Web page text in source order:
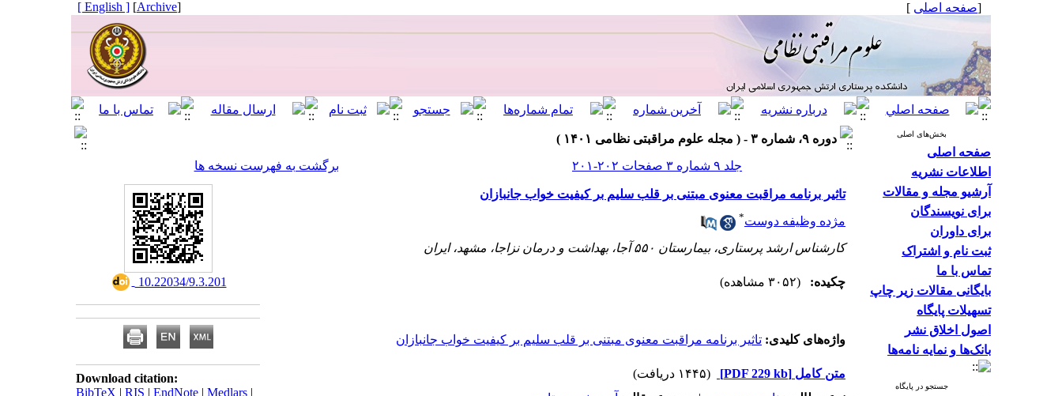
[صفحه اصلی ]
[
Archive
]
[ English ]
بخش‌های اصلی
صفحه اصلی
اطلاعات نشریه
آرشیو مجله و مقالات
برای نویسندگان
برای داوران
ثبت نام و اشتراک
تماس با ما
بایگانی مقالات زیر چاپ
تسهیلات پایگاه
اصول اخلاق نشر
بانک‌ها و نمایه نامه‌ها
جستجو در پایگاه
دوره ۹، شماره ۳ - ( مجله علوم مراقبتی نظامی ۱۴۰۱ )
جلد ۹ شماره ۳ صفحات ۲۰۲-۲۰۱
برگشت به فهرست نسخه ها
تاثیر برنامه مراقبت معنوی مبتنی بر قلب سلیم بر کیفیت خواب جانبازان
مژده وظیفه دوست*
کارشناس ارشد پرستاری، بیمارستان ۵۵۰ آجا، بهداشت و درمان نزاجا، مشهد، ایران
چکیده: (۳۰۵۲ مشاهده)
واژه‌های کلیدی: تاثیر برنامه مراقبت معنوی مبتنی بر قلب سلیم بر کیفیت خواب جانبازان
متن کامل [PDF 229 kb]
(۱۴۴۵ دریافت)
‎ 10.22034/9.3.201
Download citation:
BibTeX | RIS | EndNote | Medlars |